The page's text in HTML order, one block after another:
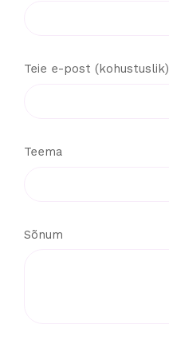
Teie e-post (kohustuslik)
Teema
Sõnum